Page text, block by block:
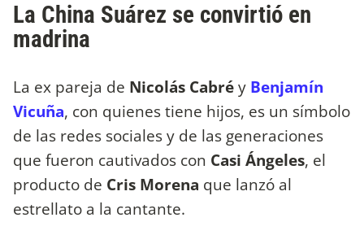
La China Suárez se convirtió en
madrina
La ex pareja de Nicolás Cabréy Benjamín
Vicuña, con quienes tiene hijos, es un símbolo
de las redes sociales y de las generaciones
que fueron cautivados con Casi Ángeles, el
producto de Cris Morena que lanzó al
estrellato a la cantante.